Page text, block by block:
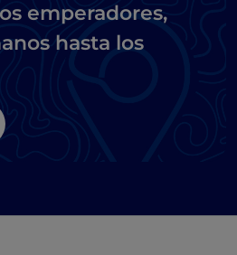
emperadores,
hasta los